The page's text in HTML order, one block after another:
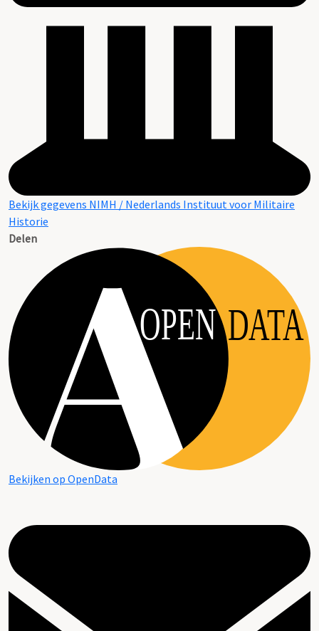
Bekijk gegevens NIMH / Nederlands Instituut voor Militaire
Historie
Delen
OPEN DATA
Bekijken op OpenData